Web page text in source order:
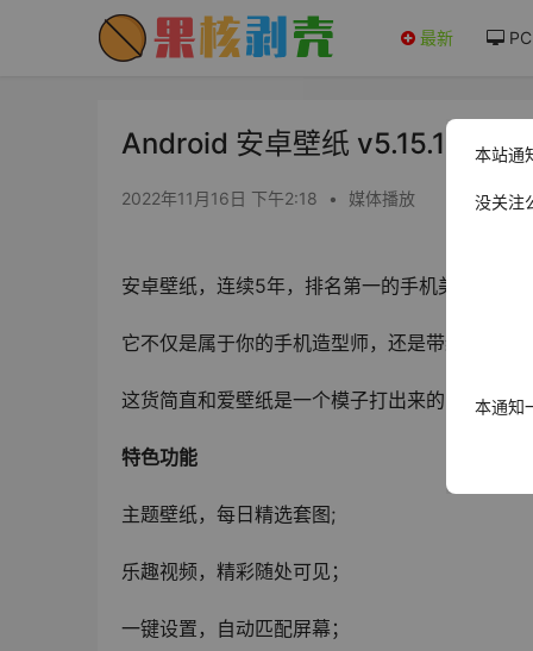
最新 PC
Android 安卓壁纸 v5.15.13 去
2022年11月16日 下午2:18 • 媒体播放
安卓壁纸，连续5年，排名第一的手机美化应用
它不仅是属于你的手机造型师，还是带给你美好
这货简直和爱壁纸是一个模子打出来的
特色功能
主题壁纸，每日精选套图;
乐趣视频，精彩随处可见；
一键设置，自动匹配屏幕；
本站通
没关注
本通知